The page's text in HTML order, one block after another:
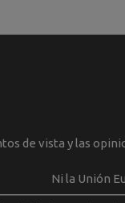
de vista y las
Ni la Unión